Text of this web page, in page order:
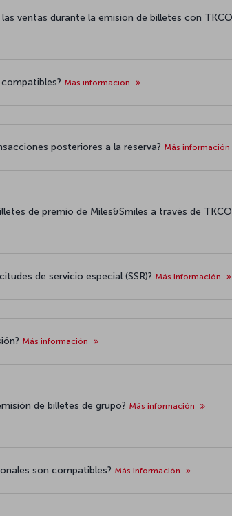
ventas durante la emisión de billetes con
Más información
posteriores a la reserva? Más información
de premio de Miles&Smiles a través de
de servicio especial (SSR)? Más información
Más información
de billetes de grupo? Más información
son compatibles? Más información